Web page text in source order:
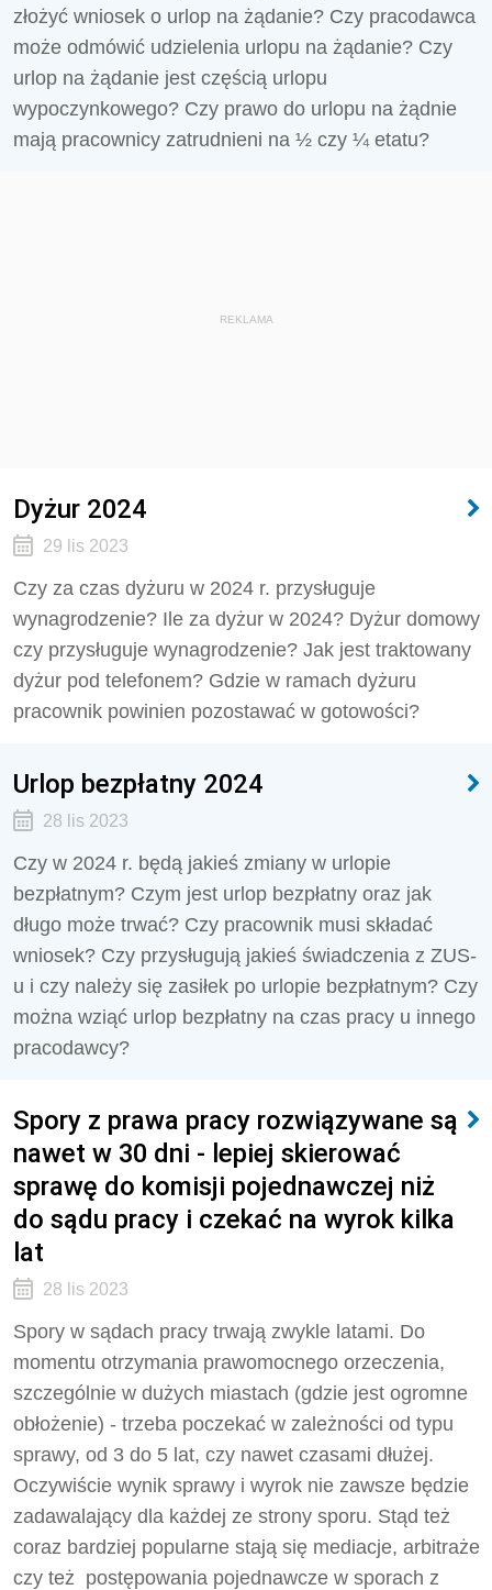
złożyć wniosek o urlop na żądanie? Czy pracodawca
może odmówić udzielenia urlopu na żądanie? Czy
urlop na żądanie jest częścią urlopu
wypoczynkowego? Czy prawo do urlopu na żądnie
mają pracownicy zatrudnieni na ½ czy ¼ etatu?
REKLAMA
Dyżur 2024
29 lis 2023
Czy za czas dyżuru w 2024 r. przysługuje
wynagrodzenie? Ile za dyżur w 2024? Dyżur domowy
czy przysługuje wynagrodzenie? Jak jest traktowany
dyżur pod telefonem? Gdzie w ramach dyżuru
pracownik powinien pozostawać w gotowości?
Urlop bezpłatny 2024
28 lis 2023
Czy w 2024 r. będą jakieś zmiany w urlopie
bezpłatnym? Czym jest urlop bezpłatny oraz jak
długo może trwać? Czy pracownik musi składać
wniosek? Czy przysługują jakieś świadczenia z ZUS-
u i czy należy się zasiłek po urlopie bezpłatnym? Czy
można wziąć urlop bezpłatny na czas pracy u innego
pracodawcy?
Spory z prawa pracy rozwiązywane są
nawet w 30 dni - lepiej skierować
sprawę do komisji pojednawczej niż
do sądu pracy i czekać na wyrok kilka
lat
28 lis 2023
Spory w sądach pracy trwają zwykle latami. Do
momentu otrzymania prawomocnego orzeczenia,
szczególnie w dużych miastach (gdzie jest ogromne
obłożenie) - trzeba poczekać w zależności od typu
sprawy, od 3 do 5 lat, czy nawet czasami dłużej.
Oczywiście wynik sprawy i wyrok nie zawsze będzie
zadawalający dla każdej ze strony sporu. Stąd też
coraz bardziej popularne stają się mediacje, arbitraże
czy też postępowania pojednawcze w sporach z